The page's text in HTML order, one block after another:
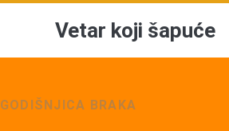
Vetar koji šapuće
GODIŠNJICA BRAKA